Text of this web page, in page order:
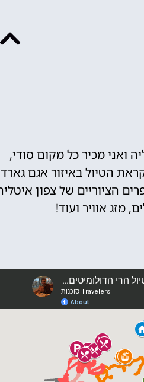
כבר 5 פעמים בצפון איטליה ואני מכיר כל מקום סודי,
הטיול באיזור אגם
הציוריים של צפון
מזג אוויר ועוד!